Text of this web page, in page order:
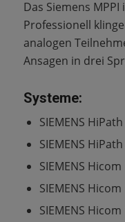
Das Siemens
Professionell
analogen
Ansagen in drei
Systeme:
SIEMENS
SIEMENS
SIEMENS
SIEMENS
SIEMENS